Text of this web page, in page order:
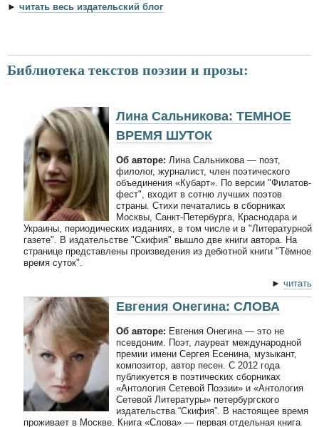
► читать весь издательский блог
Библиотека текстов поэзии и прозы:
Лина Сальникова: ТЕМНОЕ
ВРЕМЯ ШУТОК
Об авторе: Лина Сальникова — поэт,
филолог, журналист, член поэтического
объединения «Кубарт». По версии "Филатов-
фест", входит в сотню лучших поэтов
страны. Стихи печатались в сборниках
Москвы, Санкт-Петербурга, Краснодара и
Украины, периодических изданиях, в том числе и в "Литературной
газете". В издательстве "Скифия" вышло две книги автора. На
странице представлены произведения из дебютной книги "Тёмное
время суток".
► читать
Евгения Онегина: СЛОВА
Об авторе: Евгения Онегина — это не
псевдоним. Поэт, лауреат международной
премии имени Сергея Есенина, музыкант,
композитор, автор песен. С 2012 года
публикуется в поэтических сборниках
«Антология Сетевой Поэзии» и «Антология
Сетевой Литературы» петербургского
издательства “Скифия”. В настоящее время
проживает в Москве. Книга «Слова» — первая отдельная книга